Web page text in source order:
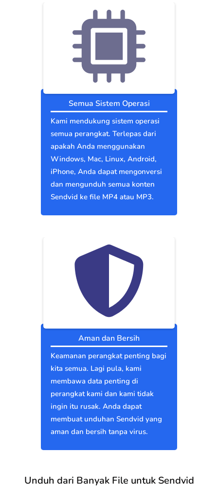
Semua Sistem Operasi
Kami mendukung sistem operasi
semua perangkat. Terlepas dari
apakah Anda menggunakan
Windows, Mac, Linux, Android,
iPhone, Anda dapat mengonversi
dan mengunduh semua konten
Sendvid ke file MP4 atau MP3.
Aman dan Bersih
Keamanan perangkat penting bagi
kita semua. Lagi pula, kami
membawa data penting di
perangkat kami dan kami tidak
ingin itu rusak. Anda dapat
membuat unduhan Sendvid yang
aman dan bersih tanpa virus.
Unduh dari Banyak File untuk Sendvid